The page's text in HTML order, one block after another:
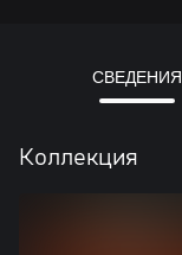
СВЕДЕНИЯ
Коллекция